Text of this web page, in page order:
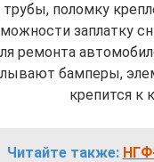
трубы, поломку
заплатку
ремонта
бамперы,
крепится к
Читайте также: